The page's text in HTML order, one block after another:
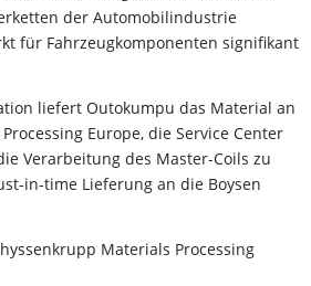
der Automobilindustrie
für Fahrzeugkomponenten signifikant
liefert Outokumpu das Material an
Europe, die Service Center
Verarbeitung des Master-Coils zu
in-time Lieferung an die Boysen
Materials Processing